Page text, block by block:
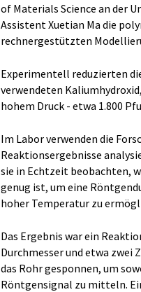
of Materials Science an der
Assistent Xuetian Ma die
rechnergestützten
Experimentell reduzierten
verwendeten
hohem Druck - etwa 1.800
Im Labor verwenden die
Reaktionsergebnisse
sie in Echtzeit beobachten,
genug ist, um eine
hoher Temperatur zu
Das Ergebnis war ein
Durchmesser und etwa zwei
das Rohr gesponnen, um
Röntgensignal zu mitteln.